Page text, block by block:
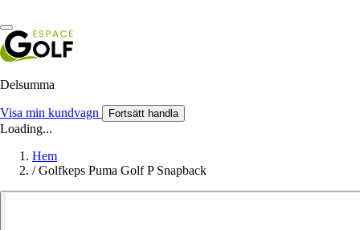
Delsumma
Visa min kundvagn Fortsätt handla
Loading...
Hem
/ Golfkeps Puma Golf P Snapback